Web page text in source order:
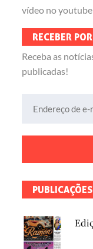
vídeo no
RECEBER
Receba as
publicadas!